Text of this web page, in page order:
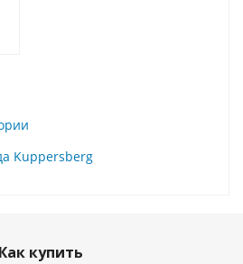
Kuppersberg
Как купить